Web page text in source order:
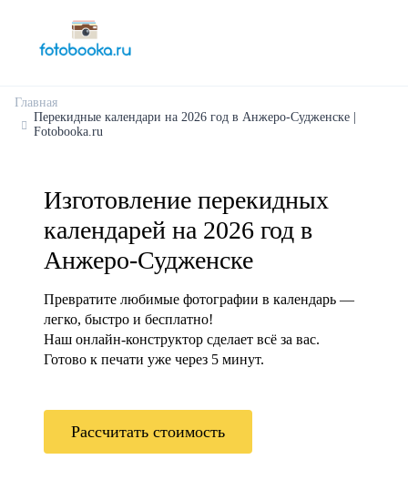
Главная
Перекидные календари на 2026 год в Анжеро-Судженске |
Fotobooka.ru
Изготовление перекидных
календарей на 2026 год в
Анжеро-Судженске
Превратите любимые фотографии в календарь —
легко, быстро и бесплатно!
Наш онлайн-конструктор сделает всё за вас.
Готово к печати уже через 5 минут.
Рассчитать стоимость